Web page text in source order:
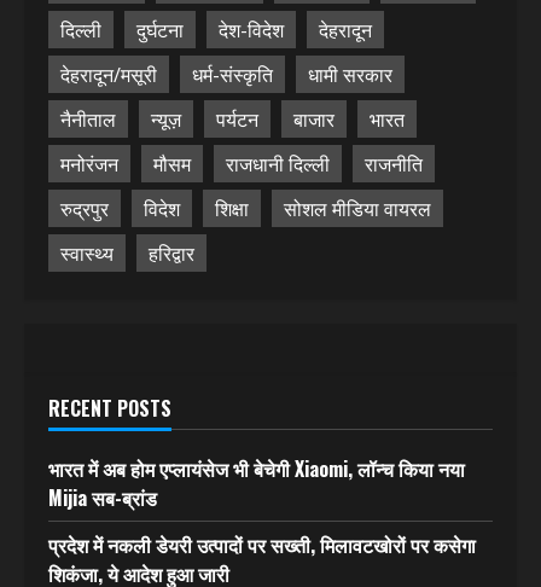
दिल्ली
दुर्घटना देश-विदेश
देहरादून
देहरादून/मसूरी
धर्म-संस्कृति
धामी सरकार
नैनीताल
न्यूज़ पर्यटन बाजार
भारत
मनोरंजन
मौसम राजधानी दिल्ली
राजनीति
रुद्रपुर
विदेश शिक्षा
सोशल मीडिया वायरल
स्वास्थ्य
हरिद्वार
RECENT POSTS
भारत में अब होम एप्लायंसेज भी बेचेगी Xiaomi, लॉन्च किया नया
Mijia सब-ब्रांड
प्रदेश में नकली डेयरी उत्पादों पर सख्ती, मिलावटखोरों पर कसेगा
शिकंजा, ये आदेश हुआ जारी